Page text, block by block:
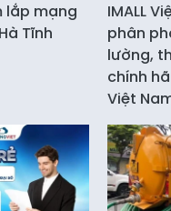
lắp mạng
Tĩnh
IMALL
phân
lường,
chính
Việt